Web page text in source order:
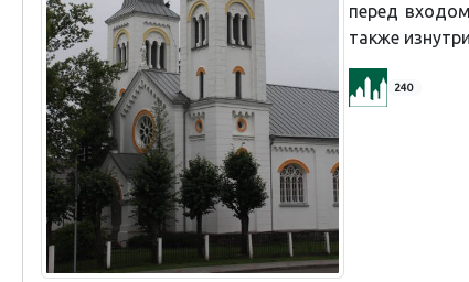
перед
также
240